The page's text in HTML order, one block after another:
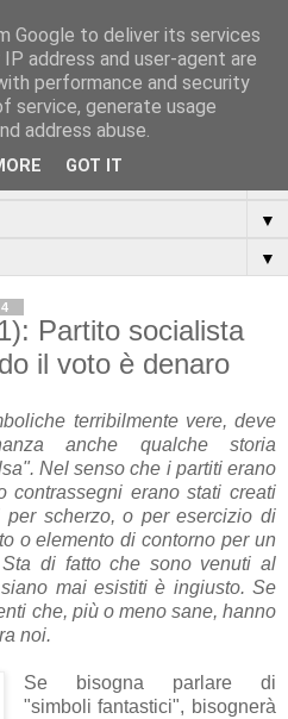
▼
▼
Partito socialista
il voto è denaro
terribilmente vere, deve
anche qualche storia
Nel senso che i partiti erano
contrassegni erano stati creati
scherzo, o per esercizio di
o elemento di contorno per un
di fatto che sono venuti al
mai esistiti è ingiusto. Se
che, più o meno sane, hanno
noi.
Se bisogna parlare di
"simboli fantastici", bisognerà
Google to deliver its services
address and user-agent are
performance and security
service, generate usage
address abuse.
GOT IT